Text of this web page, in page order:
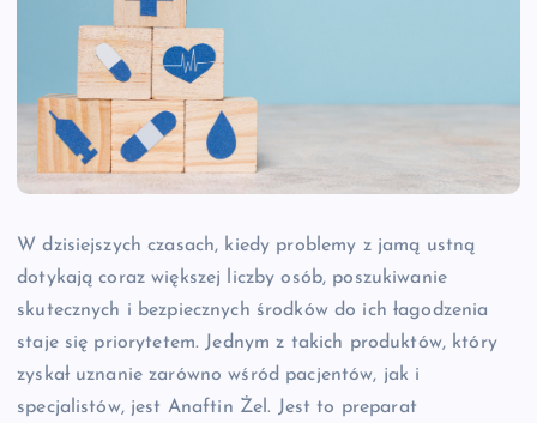
W dzisiejszych czasach, kiedy problemy z jamą ustną
dotykają coraz większej liczby osób, poszukiwanie
skutecznych i bezpiecznych środków do ich łagodzenia
staje się priorytetem. Jednym z takich produktów, który
zyskał uznanie zarówno wśród pacjentów, jak i
specjalistów, jest Anaftin Żel. Jest to preparat